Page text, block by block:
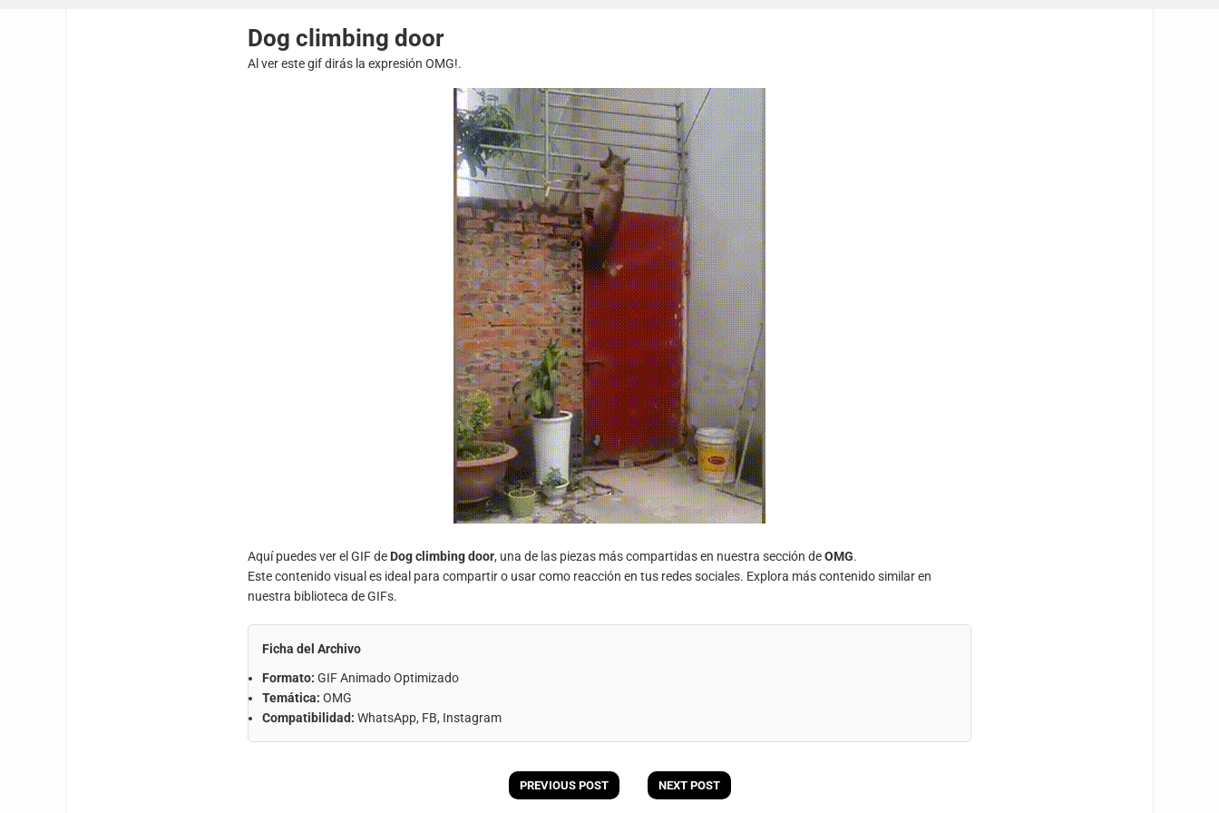
Dog climbing door
Al ver este gif dirás la expresión OMG!.
Aquí puedes ver el GIF de Dog climbing door, una de las piezas más compartidas en nuestra sección deOMG.
Este contenido visual es ideal para compartir o usar como reacción en tus redes sociales. Explora más contenido similar en
nuestra biblioteca de GIFs.
Ficha del Archivo
Formato: GIF Animado Optimizado
Temática: OMG
Compatibilidad: WhatsApp, FB, Instagram
PREVIOUS POST NEXT POST